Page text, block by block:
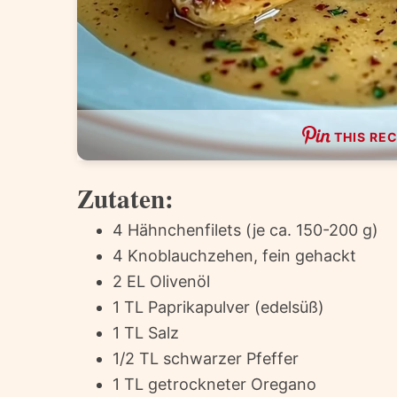
THIS
Zutaten:
4 Hähnchenfilets (je ca. 150-200 g)
4 Knoblauchzehen, fein gehackt
2 EL Olivenöl
1 TL Paprikapulver (edelsüß)
1 TL Salz
1/2 TL schwarzer Pfeffer
1 TL getrockneter Oregano